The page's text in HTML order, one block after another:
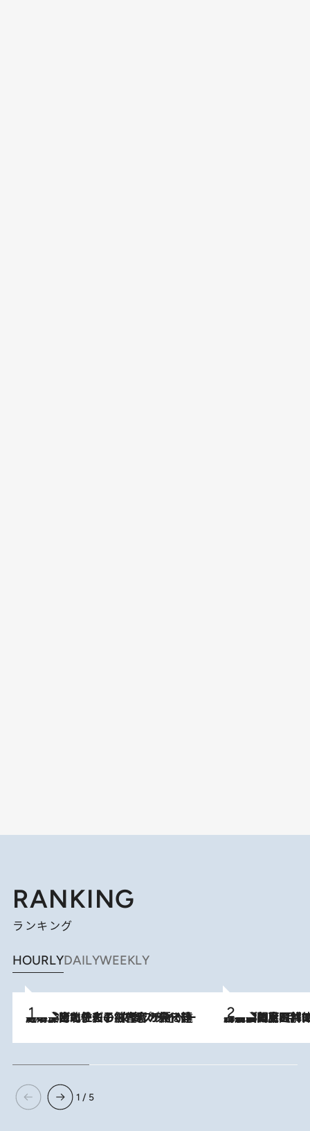
RANKING
ランキング
HOURLYDAILYWEEKLY
2026.8.3
《「文士の子ども被害者の会」発足！》阿川佐和子（72）が語る遠藤周作に北杜夫、劇作家・矢代静一の子どもたちの“文豪プライベート事件簿” 2026.8.8
「最後に見られてよかった」上野動物園の東園パンダ舎が解体前に特別公開。8月16日まで延長されたパネル展と共に辿る“半世紀”のパンダ飼育《解体工事の図面あり》
1 / 5